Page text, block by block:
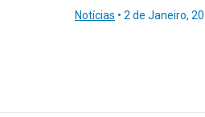
Notícias • 2 de Janeiro,